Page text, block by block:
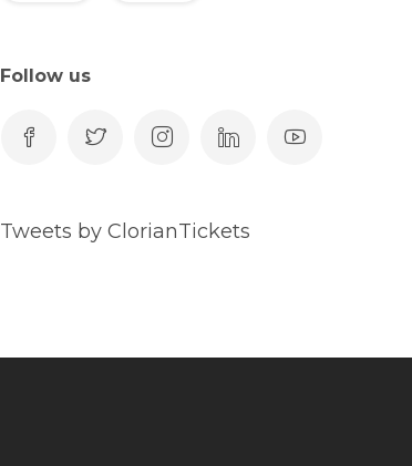
Follow us
Tweets by ClorianTickets